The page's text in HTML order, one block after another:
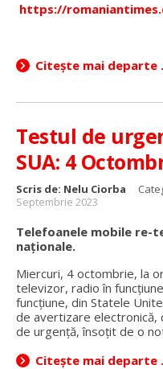
https://
Citește mai departe
Testul de
SUA: 4
Scris de: Nelu Ciorba
Septembrie 2023
Telefoanele mobile re-
naționale.
Miercuri, 4 octombrie, la
televizor, radio în
funcțiune, din Statele
de avertizare electronică,
de urgență, însoțit de o
Citește mai departe